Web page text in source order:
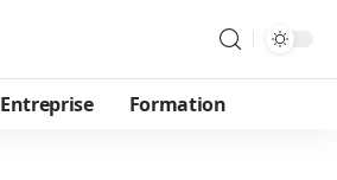
Entreprise Formation